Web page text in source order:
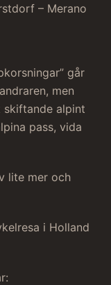
– Merano
går
men
alpint
pass, vida
lite mer och
i Holland